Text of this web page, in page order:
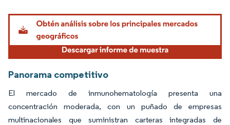
Imagen © Mordor Intelligence. El uso requiere atribución según CC BY 4.0.
Panorama competitivo
El mercado de inmunohematología presenta una
concentración moderada, con un puñado de empresas
multinacionales que suministran carteras integradas de